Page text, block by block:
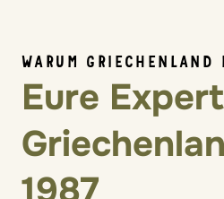
WARUM GRIECHENLAND
Eure